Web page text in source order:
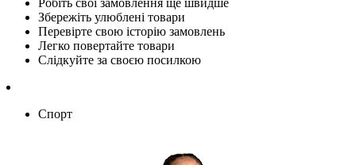
Робіть свої замовлення ще швидше
Збережіть улюблені товари
Перевірте свою історію замовлень
Легко повертайте товари
Слідкуйте за своєю посилкою
Спорт